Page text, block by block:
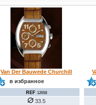
Van Der Bauwede Churchill
в избранное
REF 12658
33.5